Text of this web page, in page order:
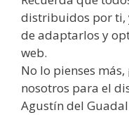
distribuidos por ti,
de adaptarlos y
web.
No lo pienses más,
nosotros para el
Agustín del